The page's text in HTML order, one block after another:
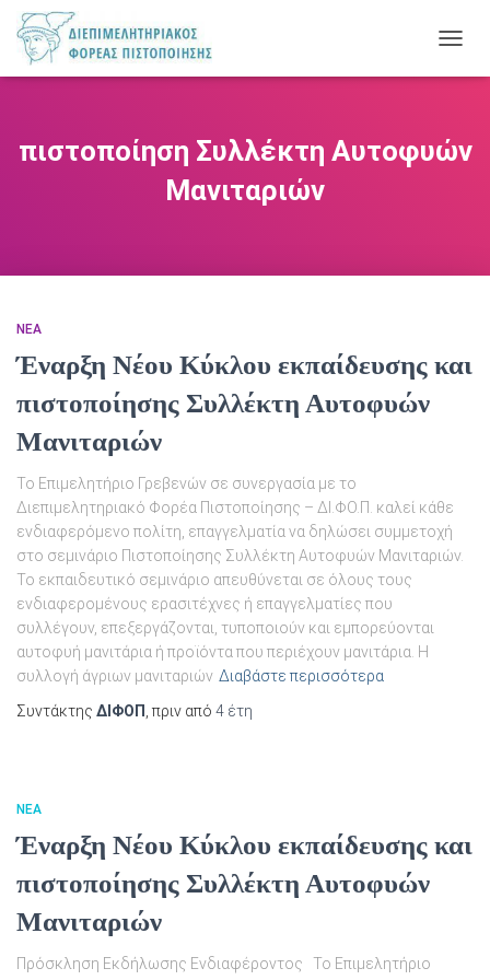
πιστοποίηση Συλλέκτη Αυτοφυών
Μανιταριών
ΝΕΑ
Έναρξη Νέου Κύκλου εκπαίδευσης και
πιστοποίησης Συλλέκτη Αυτοφυών
Μανιταριών
Το Επιμελητήριο Γρεβενών σε συνεργασία με το
Διεπιμελητηριακό Φορέα Πιστοποίησης – ΔΙ.ΦΟ.Π. καλεί κάθε
ενδιαφερόμενο πολίτη, επαγγελματία να δηλώσει συμμετοχή
στο σεμινάριο Πιστοποίησης Συλλέκτη Αυτοφυών Μανιταριών.
Το εκπαιδευτικό σεμινάριο απευθύνεται σε όλους τους
ενδιαφερομένους ερασιτέχνες ή επαγγελματίες που
συλλέγουν, επεξεργάζονται, τυποποιούν και εμπορεύονται
αυτοφυή μανιτάρια ή προϊόντα που περιέχουν μανιτάρια. Η
συλλογή άγριων μανιταριών Διαβάστε περισσότερα
Συντάκτης ΔΙΦΟΠ , πριν από 4 έτη
ΝΕΑ
Έναρξη Νέου Κύκλου εκπαίδευσης και
πιστοποίησης Συλλέκτη Αυτοφυών
Μανιταριών
Πρόσκληση Εκδήλωσης Ενδιαφέροντος Το Επιμελητήριο